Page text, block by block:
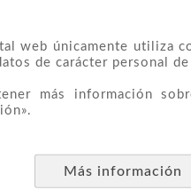
web únicamente utiliza
de carácter personal
más información
Más información
Sin Montar.